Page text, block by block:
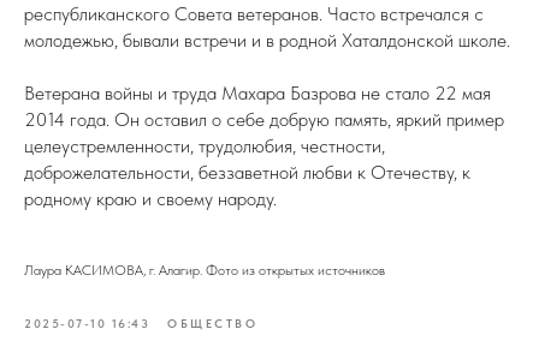
республиканского Совета ветеранов. Часто встречался с
молодежью, бывали встречи и в родной Хаталдонской школе.
Ветерана войны и труда Махара Базрова не стало 22 мая
2014 года. Он оставил о себе добрую память, яркий пример
целеустремленности, трудолюбия, честности,
доброжелательности, беззаветной любви к Отечеству, к
родному краю и своему народу.
Лаура КАСИМОВА, г. Алагир. Фото из открытых источников
2025-07-10 16:43 ОБЩЕСТВО